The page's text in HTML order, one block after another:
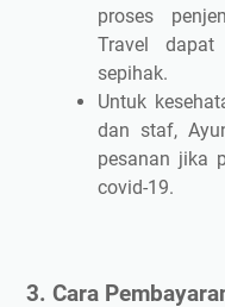
proses
Travel dapat
sepihak.
Untuk
dan staf,
pesanan jika
covid-19.
3. Cara